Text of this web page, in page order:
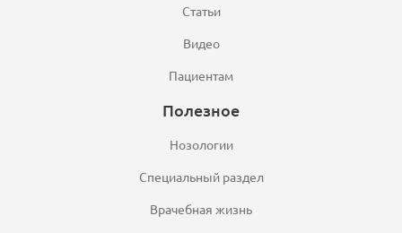
Статьи
Видео
Пациентам
Полезное
Нозологии
Специальный раздел
Врачебная жизнь